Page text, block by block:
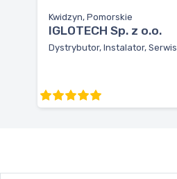
Kwidzyn, Pomorskie
IGLOTECH Sp. z o.o.
Dystrybutor, Instalator, Serwis